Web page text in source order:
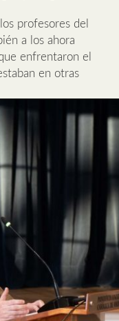
profesores del
a los ahora
enfrentaron el
en otras